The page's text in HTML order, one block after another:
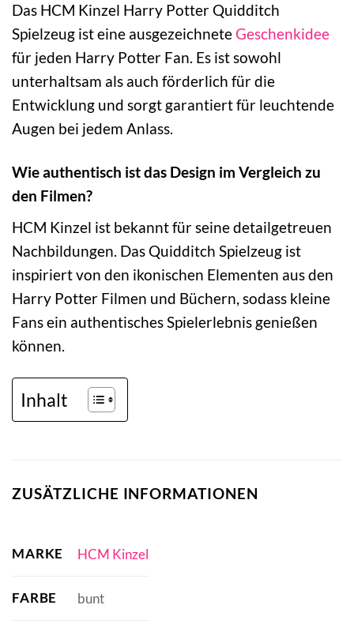
Das HCM Kinzel Harry Potter Quidditch
Spielzeug ist eine ausgezeichnete Geschenkidee
für jeden Harry Potter Fan. Es ist sowohl
unterhaltsam als auch förderlich für die
Entwicklung und sorgt garantiert für leuchtende
Augen bei jedem Anlass.
Wie authentisch ist das Design im Vergleich zu
den Filmen?
HCM Kinzel ist bekannt für seine detailgetreuen
Nachbildungen. Das Quidditch Spielzeug ist
inspiriert von den ikonischen Elementen aus den
Harry Potter Filmen und Büchern, sodass kleine
Fans ein authentisches Spielerlebnis genießen
können.
Inhalt
ZUSÄTZLICHE INFORMATIONEN
MARKE HCM Kinzel
FARBE bunt